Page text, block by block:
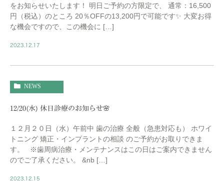
をお知らせいたします！ 明日ご予約の方限定で、 通常：16,500
円（税込）のところ 20％OFFの13,200円で可能です✨ 大変お得
な機会ですので、この機会に […]
2023.12.17
NEWS
12/20(水) 休日診療のお知らせ🌸
１２月２０日（水）午前中 歯の治療 全般（急患対応も） ホワイ
トニング 矯正・インプラントの相談 のご予約がお取りできま
す。 ※歯周病治療・メンテナンスはこの日はご案内できません
のでご了承ください。 &nb […]
2023.12.15